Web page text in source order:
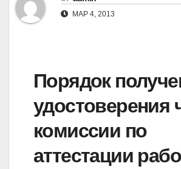
МАР 4, 2013
Порядок
удостоверения
комиссии по
аттестации